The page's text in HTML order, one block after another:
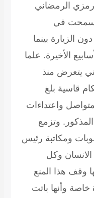
رمزي الرمضاني
سمحت في
الزيارة بينما
الأخيرة. علما
يتعرض منذ
قاسية بلغ
متواصل واعتداءات
وتزمع
ومكاتبة رئيس
وكل
وقف هذا المنع
خاصة وأنها باتت